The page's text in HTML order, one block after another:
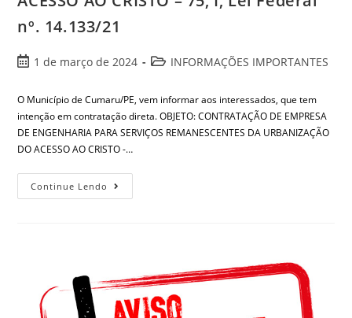
nº. 14.133/21
1 de março de 2024 INFORMAÇÕES IMPORTANTES
O Município de Cumaru/PE, vem informar aos interessados, que tem
intenção em contratação direta. OBJETO: CONTRATAÇÃO DE EMPRESA
DE ENGENHARIA PARA SERVIÇOS REMANESCENTES DA URBANIZAÇÃO
DO ACESSO AO CRISTO -…
Continue Lendo